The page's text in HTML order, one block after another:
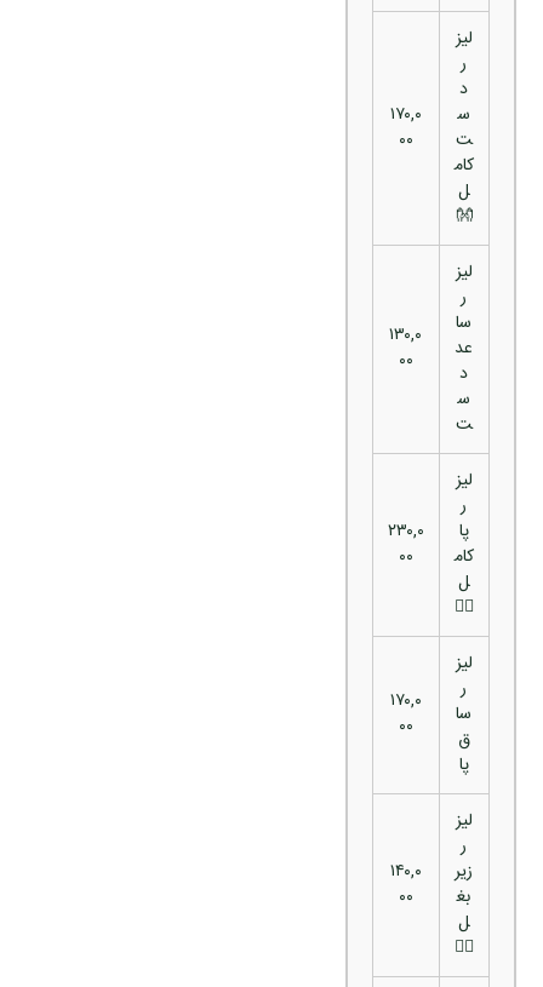
لیز
ر
د
س
ت
کام
ل
👐
۱۷۰,۰
۰۰
لیز
ر
سا
عد
د
س
ت
۱۳۰,۰
۰۰
لیز
ر
پا
کام
ل
🚶‍♀️
۲۳۰,۰
۰۰
لیز
ر
سا
ق
پا
۱۷۰,۰
۰۰
لیز
ر
زیر
بغ
ل
🙆‍♀️
۱۴۰,۰
۰۰